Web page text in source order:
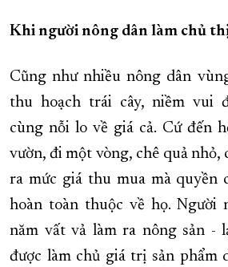
Khi người nông dân làm chủ
Cũng như nhiều nông dân
thu hoạch trái cây, niềm vui
cùng nỗi lo về giá cả. Cứ đến
vườn, đi một vòng, chê quả nhỏ,
ra mức giá thu mua mà quyền
hoàn toàn thuộc về họ. Người
năm vất vả làm ra nông sản -
được làm chủ giá trị sản phẩm